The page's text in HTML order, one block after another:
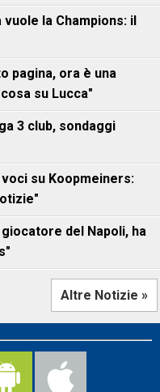
la Champions: il
pagina, ora è una
su Lucca"
3 club, sondaggi
su Koopmeiners:
del Napoli, ha
Altre Notizie »